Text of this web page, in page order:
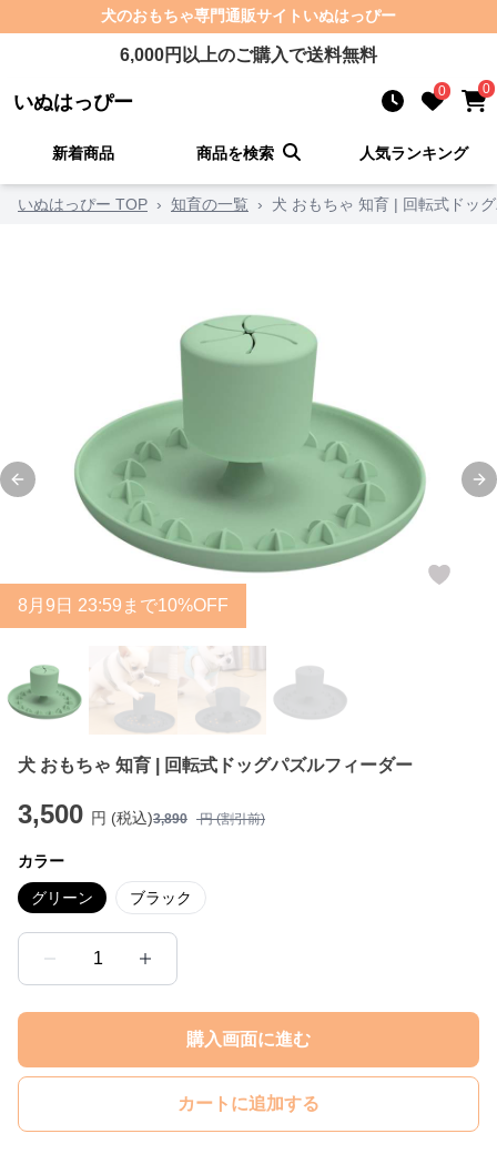
犬のおもちゃ専門通販サイト いぬはっぴー
6,000円以上のご購入で送料無料
いぬはっぴー 0 0
新着商品 商品を検索 人気ランキング
いぬはっぴー TOP › 知育の一覧 › 犬 おもちゃ 知育 | 回転式ドッ
Previous slide
8 月 9 日 23:59まで10%OFF
犬 おもちゃ 知育 | 回転式ドッグパズルフィーダー
3,500 円 (税込)3,890 円 (割引前)
カラー
グリーン ブラック
1
購入画面に進む
カートに追加する